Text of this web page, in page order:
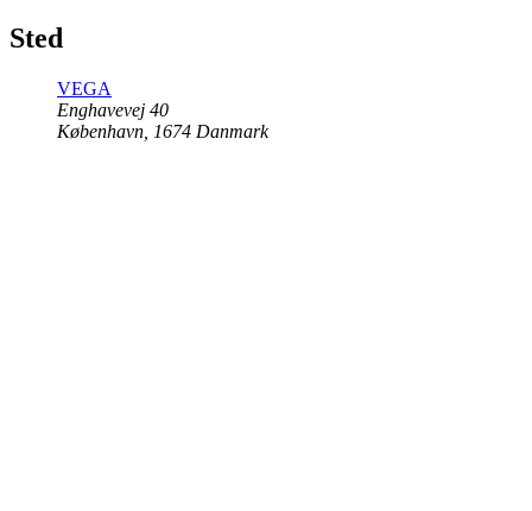
Sted
VEGA
Enghavevej 40
København 1674 Danmark